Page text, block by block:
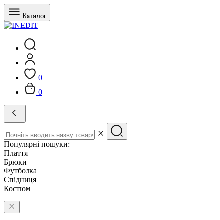
Каталог
0
0
Популярні пошуки:
Плаття
Брюки
Футболка
Спідниця
Костюм